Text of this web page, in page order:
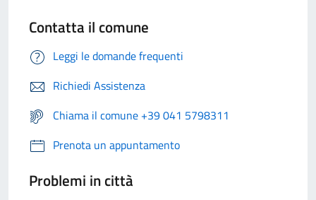
Contatta il comune
Leggi le domande frequenti
Richiedi Assistenza
Chiama il comune +39 041 5798311
Prenota un appuntamento
Problemi in città